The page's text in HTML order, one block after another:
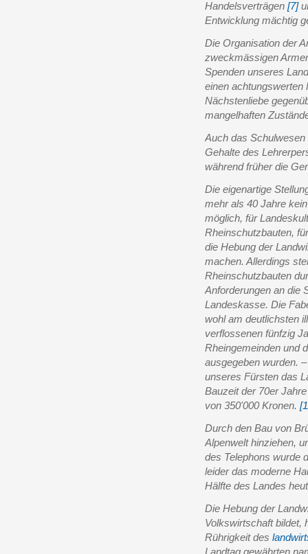
Handelsverträgen [7]
Entwicklung mächtig
Die Organisation der
zweckmässigen
Spenden unseres
einen achtungswerten
Nächstenliebe
mangelhaften
Auch das
Gehalte des
während früher die
Die eigenartige
mehr als 40 Jahre
möglich, für
Rheinschutzbauten,
die Hebung der
machen. Allerdings
Rheinschutzbauten
Anforderungen an die
Landeskasse. Die
wohl am deutlichsten
verflossenen fünfzig
Rheingemeinden und
ausgegeben wurden.
unseres Fürsten das
Bauzeit der 70er
von 350'000 Kronen.
Durch den Bau von
Alpenwelt hinziehen,
des Telephons wurde
leider das moderne
Hälfte des Landes
Die Hebung der
Volkswirtschaft bildet,
Rührigkeit des
Landtag gewährten